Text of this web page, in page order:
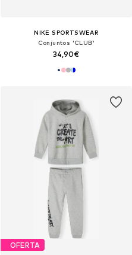
NIKE SPORTSWEAR
Conjuntos 'CLUB'
34,90€
OFERTA